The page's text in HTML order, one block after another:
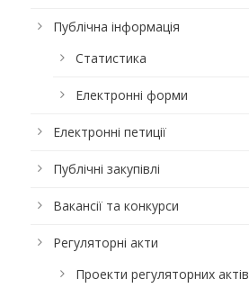
Публічна інформація
Статистика
Електронні форми
Електронні петиції
Публічні закупівлі
Вакансії та конкурси
Регуляторні акти
Проекти регуляторних актів